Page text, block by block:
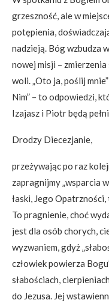
grzeszność, ale w
potępienia,
nadzieją. Bóg wzbudza
nowej misji –
woli. „Oto ja, poślij
Nim” – to odpowiedzi,
Izajasz i Piotr będą
Drodzy Diecezjanie,
przeżywając po raz
zapragnijmy „wsparcia
łaski, Jego Opatrzności,
To pragnienie, choć
jest dla osób chorych,
wyzwaniem, gdyż
człowiek powierza
słabościach,
do Jezusa. Jej